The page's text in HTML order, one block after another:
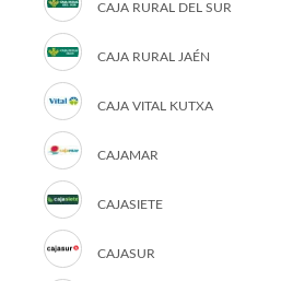
CAJA RURAL DEL SUR
CAJA RURAL JAÉN
CAJA VITAL KUTXA
CAJAMAR
CAJASIETE
CAJASUR